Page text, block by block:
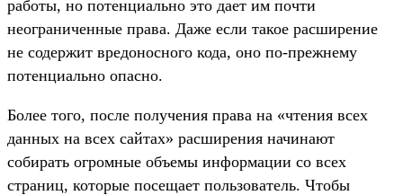
работы, но потенциально это дает им почти
неограниченные права. Даже если такое расширение
не содержит вредоносного кода, оно по-прежнему
потенциально опасно.
Более того, после получения права на «чтения всех
данных на всех сайтах» расширения начинают
собирать огромные объемы информации со всех
страниц, которые посещает пользователь. Чтобы